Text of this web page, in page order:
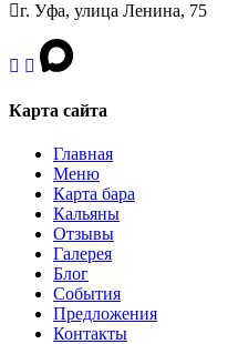
г. Уфа, улица Ленина, 75
Карта сайта
Главная
Меню
Карта бара
Кальяны
Отзывы
Галерея
Блог
События
Предложения
Контакты